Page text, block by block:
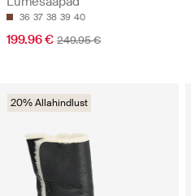
36 37 38 39 40
199.96 € 249.95 €
20% Allahindlust